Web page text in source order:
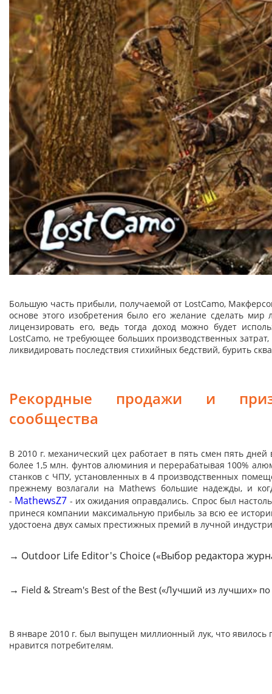
Большую часть прибыли, получаемой от LostCamo,
основе этого изобретения было его желание сделать
лицензировать его, ведь тогда доход можно будет
LostCamo, не требующее больших производственных
ликвидировать последствия стихийных бедствий, бурить
Рекордные продажи и
сообщества
В 2010 г. механический цех работает в пять смен пять
более 1,5 млн. фунтов алюминия и перерабатывая 100%
станков с ЧПУ, установленных в 4 производственных
прежнему возлагали на Mathews большие надежды, и
- MathewsZ7 - их ожидания оправдались. Спрос был
принеся компании максимальную прибыль за всю ее
удостоена двух самых престижных премий в лучной
→ Outdoor Life Editor's Choice («Выбор редактора
→ Field & Stream's Best of the Best («Лучший из лучших»
В январе 2010 г. был выпущен миллионный лук, что явилось
нравится потребителям.